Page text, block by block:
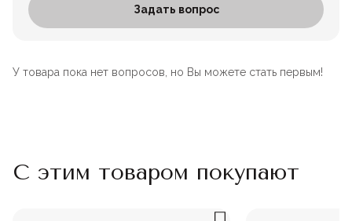
Задать вопрос
У товара пока нет вопросов, но Вы можете стать первым!
С этим товаром покупают